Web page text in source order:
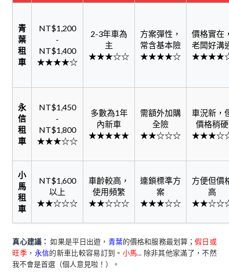
青
葉
租
車
NT$1,200
-
NT$1,400
★★★★☆
2-3年車為
主
★★★☆☆
方案彈性，
常含基本險
★★★★☆
價格實在
老闆好溝
永
信
租
車
NT$1,450
-
NT$1,800
★★★☆☆
多數為1年
內新車
★★★★★
需額外加購
全險
★★☆☆☆
車況新，
價格稍硬
小
馬
租
車
NT$1,600
以上
★★☆☆☆
車齡較高，
使用頻繁
★★☆☆☆
連鎖標準方
案
★★★☆☆
方便但價
高
真心建議： 如果是平日出遊， 青葉的價格和服務最划算；假日或
旺季 ， 永信的新車比較容易訂到。 小馬... 除非其他家滿了，不然
我不會是首選（個人意見啦！）。